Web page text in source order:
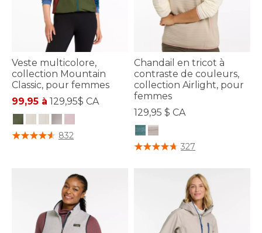
Veste multicolore,
collection Mountain
Classic, pour femmes
99,95 à 129,95$ CA
4,4 sur 5 Évaluation des clients
832
Chandail en tricot à
contraste de couleurs,
collection Airlight, pour
femmes
129,95 $ CA
4,1 sur 5 Évaluation des clients
327